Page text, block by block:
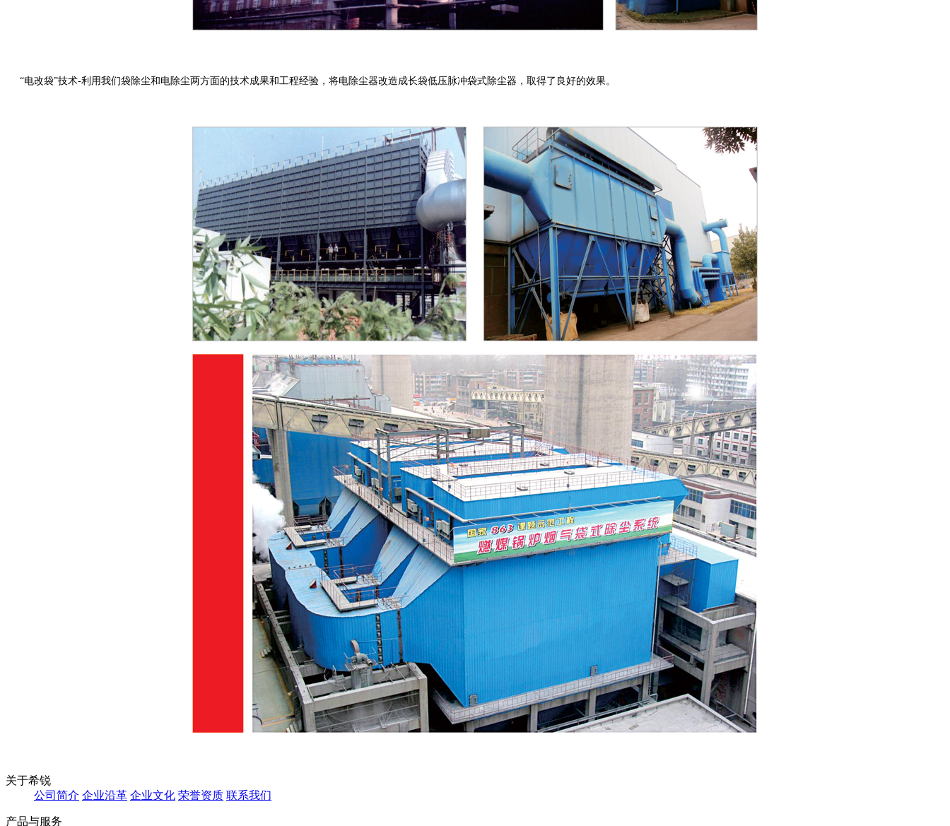
“电改袋”技术-利用我们袋除尘和电除尘两方面的技术成果和工程经验，将电除尘器改造成长袋低压脉冲袋式除尘器，取得了良好的效果。
关于希锐
公司简介 企业沿革 企业文化 荣誉资质 联系我们
产品与服务